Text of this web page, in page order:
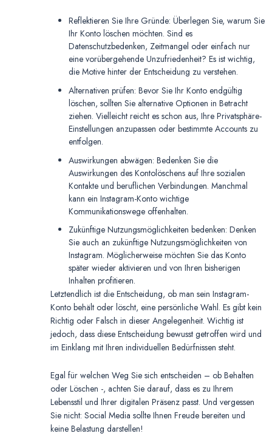
Reflektieren Sie Ihre Gründe: Überlegen Sie, warum Sie
Ihr Konto löschen möchten. Sind es
Datenschutzbedenken, Zeitmangel oder einfach nur
eine vorübergehende Unzufriedenheit? Es ist wichtig,
die Motive hinter der Entscheidung zu verstehen.
Alternativen prüfen: Bevor Sie Ihr Konto endgültig
löschen, sollten Sie alternative Optionen in Betracht
ziehen. Vielleicht reicht es schon aus, Ihre Privatsphäre-
Einstellungen anzupassen oder bestimmte Accounts zu
entfolgen.
Auswirkungen abwägen: Bedenken Sie die
Auswirkungen des Kontolöschens auf Ihre sozialen
Kontakte und beruflichen Verbindungen. Manchmal
kann ein Instagram-Konto wichtige
Kommunikationswege offenhalten.
Zukünftige Nutzungsmöglichkeiten bedenken: Denken
Sie auch an zukünftige Nutzungsmöglichkeiten von
Instagram. Möglicherweise möchten Sie das Konto
später wieder aktivieren und von Ihren bisherigen
Inhalten profitieren.
Letztendlich ist die Entscheidung, ob man sein Instagram-
Konto behält oder löscht, eine persönliche Wahl. Es gibt kein
Richtig oder Falsch in dieser Angelegenheit. Wichtig ist
jedoch, dass diese Entscheidung bewusst getroffen wird und
im Einklang mit Ihren individuellen Bedürfnissen steht.
Egal für welchen Weg Sie sich entscheiden – ob Behalten
oder Löschen -, achten Sie darauf, dass es zu Ihrem
Lebensstil und Ihrer digitalen Präsenz passt. Und vergessen
Sie nicht: Social Media sollte Ihnen Freude bereiten und
keine Belastung darstellen!